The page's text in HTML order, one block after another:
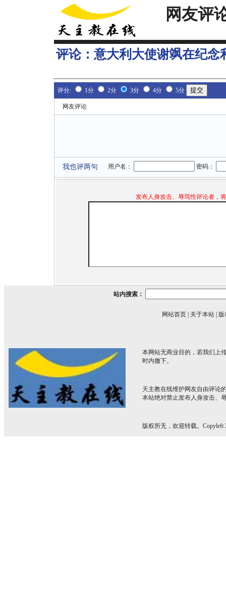
网友评
评论： 意大利大使谢飒在纪念
评分: 1分 2分 3分 4分 5分
网友评论
我也评两句 用户名： 密码：
发布人身攻击、辱骂性评论者，
站内搜索：
网站首页 关于本站 版
本网站无商业目的，若我们上
时内撤下。
天主教在线维护网友自由评论
本站绝对禁止发布人身攻击、
版权所无，欢迎转载。